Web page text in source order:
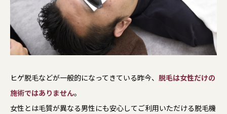
ヒゲ脱毛などが一般的になってきている昨今、 脱毛は女性だけの
施術ではありません。
女性とは毛質が異なる男性にも安心してご利用いただける脱毛機